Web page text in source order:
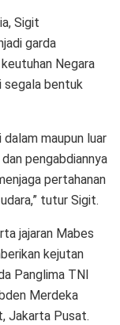
Sigit
garda
Negara
segala bentuk
dalam maupun luar
pengabdiannya
pertahanan
tutur Sigit.
jajaran Mabes
kejutan
Panglima TNI
Merdeka
Jakarta Pusat.